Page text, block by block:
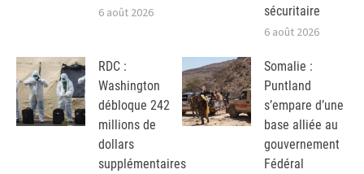
6 août 2026
sécuritaire
6 août 2026
RDC :
Washington
débloque 242
millions de
dollars
supplémentaires
Somalie :
Puntland
s’empare d’une
base alliée au
gouvernement
Fédéral